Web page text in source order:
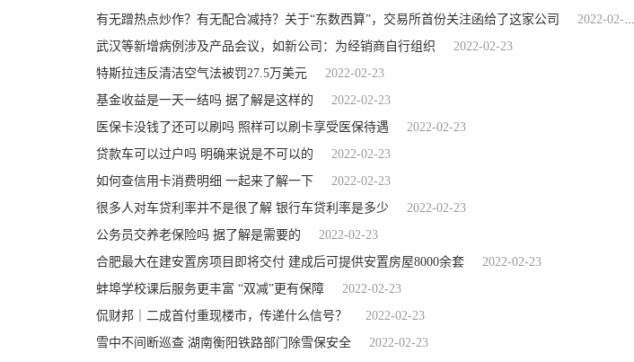
有无蹭热点炒作？有无配合减持？关于“东数西算”，交易所首份关注函给了这家公司
2022-02-23
武汉等新增病例涉及产品会议，如新公司：为经销商自行组织
2022-02-23
特斯拉违反清洁空气法被罚27.5万美元
2022-02-23
基金收益是一天一结吗 据了解是这样的
2022-02-23
医保卡没钱了还可以刷吗 照样可以刷卡享受医保待遇
2022-02-23
贷款车可以过户吗 明确来说是不可以的
2022-02-23
如何查信用卡消费明细 一起来了解一下
2022-02-23
很多人对车贷利率并不是很了解 银行车贷利率是多少
2022-02-23
公务员交养老保险吗 据了解是需要的
2022-02-23
合肥最大在建安置房项目即将交付 建成后可提供安置房屋8000余套
2022-02-23
蚌埠学校课后服务更丰富 “双减”更有保障
2022-02-23
侃财邦｜二成首付重现楼市，传递什么信号？
2022-02-23
雪中不间断巡查 湖南衡阳铁路部门除雪保安全
2022-02-23